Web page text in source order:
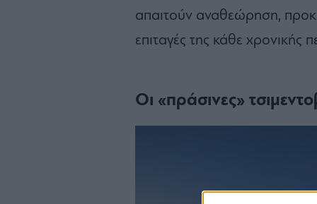
απαιτούν αναθεώρηση,
επιταγές της κάθε χρονικής
Οι «πράσινες»